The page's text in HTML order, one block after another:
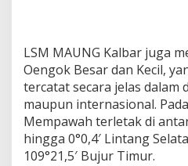
LSM MAUNG Kalbar juga
Oengok Besar dan Kecil,
tercatat secara jelas dalam
maupun internasional.
Mempawah terletak di
hingga 0°0,4′ Lintang
109°21,5′ Bujur Timur.